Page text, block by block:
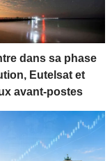
dans sa phase
Eutelsat et
avant-postes